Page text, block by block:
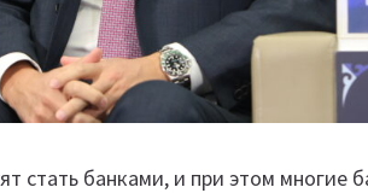
стать банками, и при этом многие